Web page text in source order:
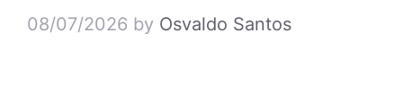
08/07/2026 by Osvaldo Santos